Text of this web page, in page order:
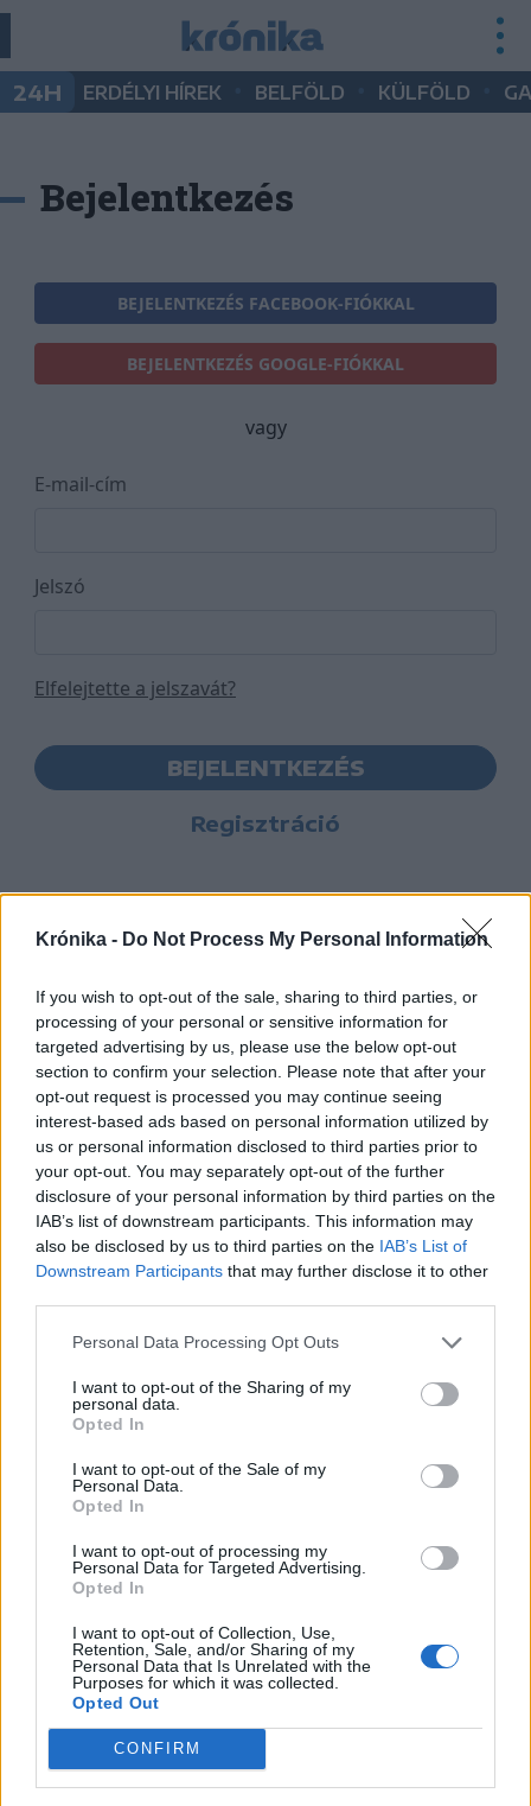
Krónika - Do Not Process My Personal Information
If you wish to opt-out of the sale, sharing to third parties, or
processing of your personal or sensitive information for
targeted advertising by us, please use the below opt-out
section to confirm your selection. Please note that after your
opt-out request is processed you may continue seeing
interest-based ads based on personal information utilized by
us or personal information disclosed to third parties prior to
your opt-out. You may separately opt-out of the further
disclosure of your personal information by third parties on the
IAB’s list of downstream participants. This information may
also be disclosed by us to third parties on the IAB’s List of
Downstream Participants that may further disclose it to other
Personal Data Processing Opt Outs
I want to opt-out of the Sharing of my
personal data.
Opted In
I want to opt-out of the Sale of my
Personal Data.
Opted In
I want to opt-out of processing my
Personal Data for Targeted Advertising.
Opted In
I want to opt-out of Collection, Use,
Retention, Sale, and/or Sharing of my
Personal Data that Is Unrelated with the
Purposes for which it was collected.
Opted Out
CONFIRM
24H ERDÉLYI HÍREK BELFÖLD KÜLFÖLD
Bejelentkezés
BEJELENTKEZÉS FACEBOOK-FIÓKKAL
BEJELENTKEZÉS GOOGLE-FIÓKKAL
vagy
E-mail-cím
Jelszó
Elfelejtette a jelszavát?
BEJELENTKEZÉS
Regisztráció
Hasznos
Impresszum
Szerzői jogok
Adatvédelmi tájékoztató
Cookie-kezelési tájékoztató
Nyomtatott lapjaink archívuma
Médiaajánlat
Sütibeállítások
Médiatér
Székely Sport
Liget
Bihari Napló
Erdélyi Napló
Főtér